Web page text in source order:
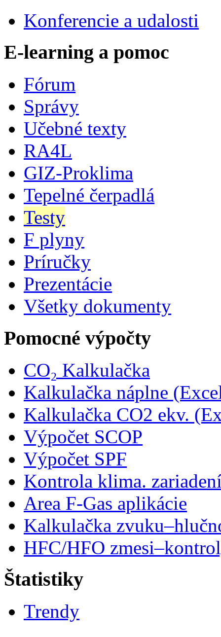
Konferencie a udalosti
E-learning a pomoc
Fórum
Správy
Učebné texty
RA4L
GIZ-Proklima
Tepelné čerpadlá
Testy
F plyny
Príručky
Prezentácie
Všetky dokumenty
Pomocné výpočty
CO₂ Kalkulačka
Kalkulačka náplne
Kalkulačka CO2 ekv.
Výpočet SCOP
Výpočet SPF
Kontrola klima.
Area F-Gas aplikácie
Kalkulačka
HFC/HFO
Štatistiky
Trendy